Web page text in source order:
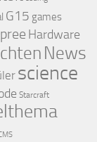
G15 games
Hardware
News
science
Starcraft